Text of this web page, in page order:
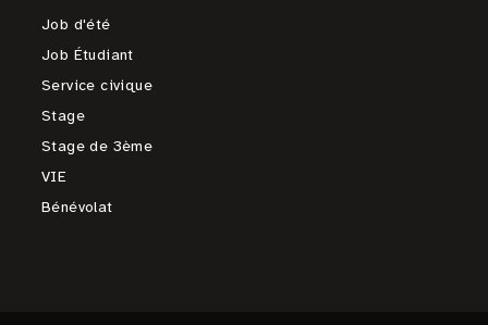
Job d'été
Job Étudiant
Service civique
Stage
Stage de 3ème
VIE
Bénévolat